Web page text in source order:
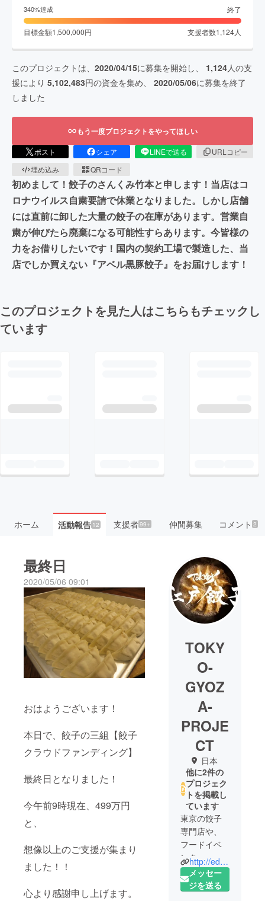
340%達成 終了
目標金額1,500,000円 支援者数1,124人
このプロジェクトは、 2020/04/15に募集を開始し、 1,124人の支
援により 5,102,483円の資金を集め、 2020/05/06に募集を終了
しました
もう一度プロジェクトをやってほしい
ポスト シェア LINEで送る
URLコピー
埋め込み
QRコード
初めまして！餃子のさんくみ竹本と申します！当店はコ
ロナウイルス自粛要請で休業となりました。しかし店舗
には直前に卸した大量の餃子の在庫があります。営業自
粛が伸びたら廃棄になる可能性すらあります。今皆様の
力をお借りしたいです！国内の契約工場で製造した、当
店でしか買えない『アベル黒豚餃子』をお届けします！
このプロジェクトを見た人はこちらもチェックし
ています
ホーム 活動報告12 支援者99+ 仲間募集 コメント2
最終日
2020/05/06 09:01
おはようございます！
本日で、餃子の三組【餃子
クラウドファンディング】
最終日となりました！
今午前9時現在、499万円
と、
想像以上のご支援が集まり
ました！！
心より感謝申し上げます。
TOKY
O-
GYOZ
A-
PROJE
CT
日本
他に2件の
プロジェク
トを掲載し
ています
東京の餃子
専門店や、
フードイベ
ンター、餃
子製造のプ
ロフェッ
http://edogyoza.com/
メッセー
ジを送る